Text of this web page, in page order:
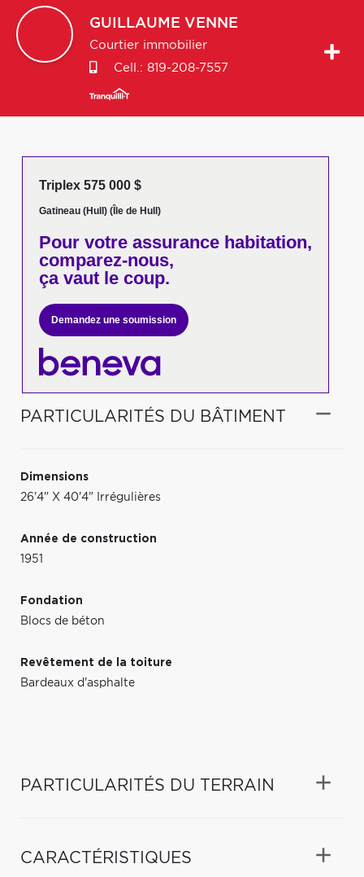
GUILLAUME VENNE
Courtier immobilier
Cell.: 819-208-7557
Triplex 575 000 $
Gatineau (Hull) (Île de Hull)
Pour votreassurance habitation,
comparez-nous,
ça vaut le coup.
Demandez une soumission
PARTICULARITÉS DU BÂTIMENT
Dimensions
26'4" X 40'4" Irrégulières
Année de construction
1951
Fondation
Blocs de béton
Revêtement de la toiture
Bardeaux d'asphalte
PARTICULARITÉS DU TERRAIN
CARACTÉRISTIQUES